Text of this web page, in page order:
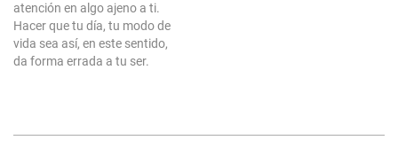
es consciente. Sabe qué
hace falta y cuándo se
necesita lo que ha de ser.…
atención en algo ajeno a ti.
Hacer que tu día, tu modo de
vida sea así, en este sentido,
da forma errada a tu ser.
lo tanto es sagrado,